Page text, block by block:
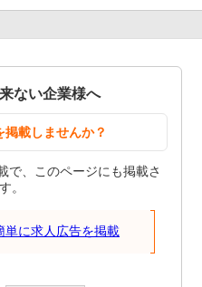
ない企業様へ
載しませんか？
で、このページにも掲載さ
。
単に求人広告を掲載